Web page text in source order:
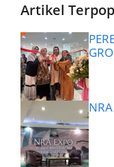
Artikel